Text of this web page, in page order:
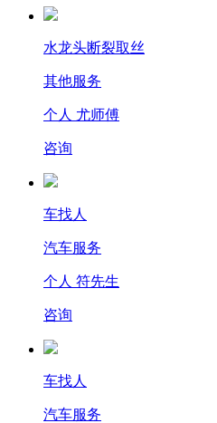
水龙头断裂取丝
其他服务
个人 尤师傅
咨询
车找人
汽车服务
个人 符先生
咨询
车找人
汽车服务